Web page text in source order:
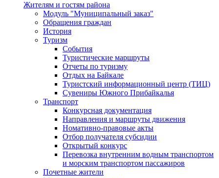
Жителям и гостям района
Модуль "Муниципальный заказ"
Обращения граждан
История
Туризм
События
Туристические маршруты
Отчеты по туризму
Отдых на Байкале
Туристский информационный центр (ТИЦ)
Сувениры Южного Прибайкалья
Транспорт
Конкурсная документация
Направления и маршруты движения
Номативно-правовые акты
Отбор получателя субсидии
Открытый конкурс
Перевозка внутренним водным транспортом
и морским транспортом пассажиров
Почетные жители